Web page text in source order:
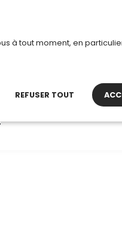
en mode été.
à tout moment, en
REFUSER TOUT